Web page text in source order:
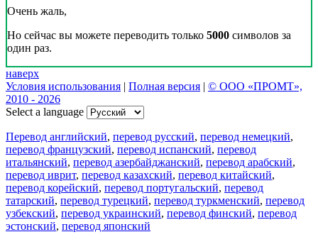
Очень жаль,
Но сейчас вы можете переводить только 5000 символов за
один раз.
наверх
Условия использования | Полная версия | © ООО «ПРОМТ»,
2010 - 2026
Select a language
Перевод английский, перевод русский, перевод немецкий,
перевод французский, перевод испанский, перевод
итальянский, перевод азербайджанский, перевод арабский,
перевод иврит, перевод казахский, перевод китайский,
перевод корейский, перевод португальский, перевод
татарский, перевод турецкий, перевод туркменский, перевод
узбекский, перевод украинский, перевод финский, перевод
эстонский, перевод японский